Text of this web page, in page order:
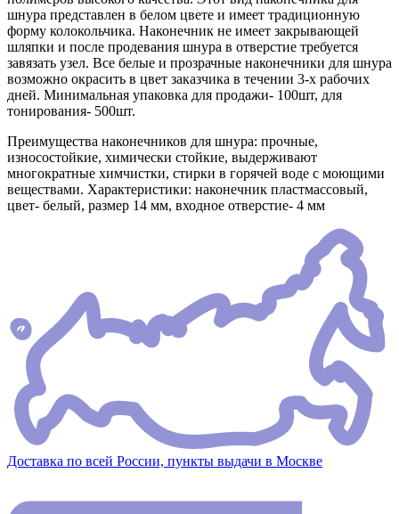
шнура представлен в белом цвете и имеет традиционную
форму колокольчика. Наконечник не имеет закрывающей
шляпки и после продевания шнура в отверстие требуется
завязать узел. Все белые и прозрачные наконечники для шнура
возможно окрасить в цвет заказчика в течении 3-х рабочих
дней. Минимальная упаковка для продажи- 100шт, для
тонирования- 500шт.
Преимущества наконечников для шнура: прочные,
износостойкие, химически стойкие, выдерживают
многократные химчистки, стирки в горячей воде с моющими
веществами. Характеристики: наконечник пластмассовый,
цвет- белый, размер 14 мм, входное отверстие- 4 мм
Доставка по всей России, пункты выдачи в Москве